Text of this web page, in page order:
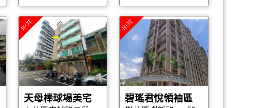
HOT
天母棒球場美宅
HOT
碧瑤君悅領袖區